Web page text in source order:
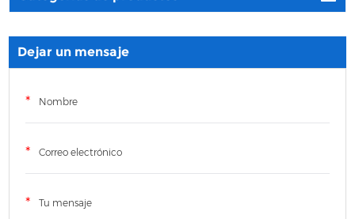
Dejar un mensaje